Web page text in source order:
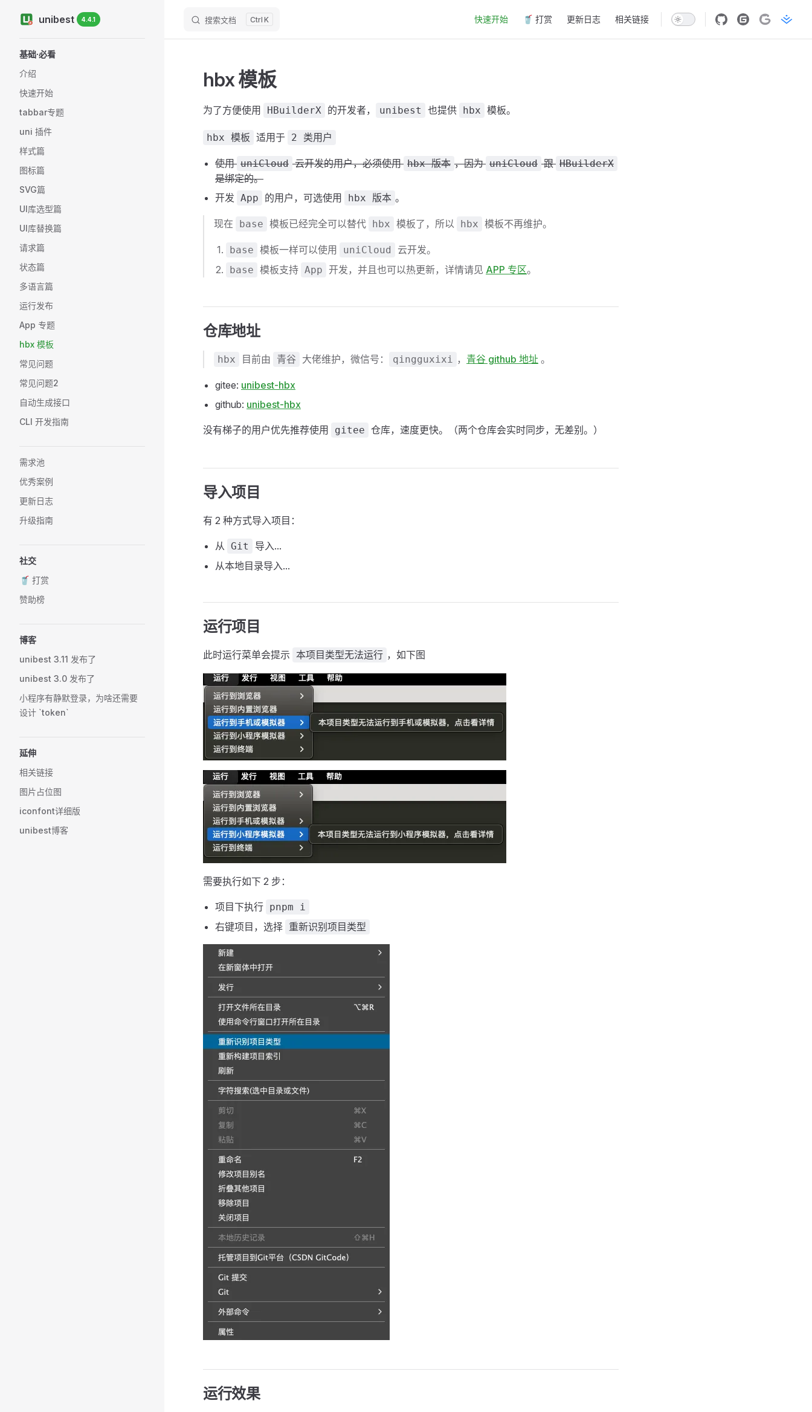
Skip to content
unibest 4.4.1 搜索文档 K 快速开始 🥤 打赏 更新日志 相关链接
基础·必看
介绍
快速开始
tabbar专题
uni 插件
样式篇
图标篇
SVG篇
UI库选型篇
UI库替换篇
请求篇
状态篇
多语言篇
运行发布
App 专题
hbx 模板
常见问题
常见问题2
自动生成接口
CLI 开发指南
需求池
优秀案例
更新日志
升级指南
社交
🥤 打赏
赞助榜
博客
unibest 3.11 发布了
unibest 3.0 发布了
小程序有静默登录，为啥还需要
设计 `token`
延伸
相关链接
图片占位图
iconfont详细版
unibest博客
hbx 模板
为了方便使用 HBuilderX 的开发者， unibest 也提供 hbx 模板。
hbx 模板 适用于 2 类用户
使用 uniCloud 云开发的用户，必须使用 hbx 版本 ，因为 uniCloud 跟 HBuilderX
是绑定的。
开发 App 的用户，可选使用 hbx 版本 。
现在 base 模板已经完全可以替代 hbx 模板了，所以 hbx 模板不再维护。
base 模板一样可以使用 uniCloud 云开发。
base 模板支持 App 开发，并且也可以热更新，详情请见 APP 专区。
仓库地址
hbx 目前由 青谷 大佬维护，微信号： qingguxixi ， 青谷 github 地址 。
gitee: unibest-hbx
github: unibest-hbx
没有梯子的用户优先推荐使用 gitee 仓库，速度更快。（两个仓库会实时同步，无差别。）
导入项目
有 2 种方式导入项目：
从 Git
导入...
从本地目录导入...
运行项目
此时运行菜单会提示 本项目类型无法运行 ，如下图
需要执行如下 2 步：
项目下执行 pnpm i
右键项目，选择 重新识别项目类型
运行效果